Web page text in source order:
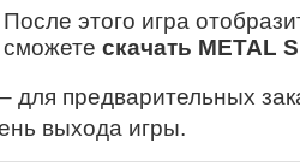
После этого игра
сможете скачать METAL
для предварительных
выхода игры.